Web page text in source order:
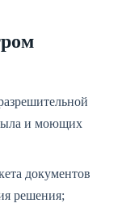
и моющих
документов
решения;